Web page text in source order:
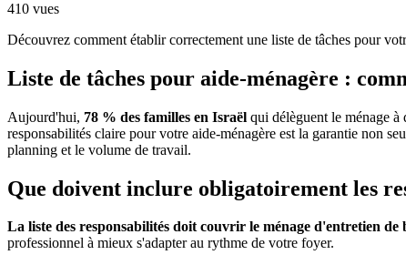
410 vues
Découvrez comment établir correctement une liste de tâches pour
Liste de tâches pour aide-ménagère :
Aujourd'hui, 78 % des familles en Israël qui délèguent le ménage à
responsabilités claire pour votre aide-ménagère est la garantie non
planning et le volume de travail.
Que doivent inclure obligatoirement les
La liste des responsabilités doit couvrir le ménage d'entretien de
professionnel à mieux s'adapter au rythme de votre foyer.